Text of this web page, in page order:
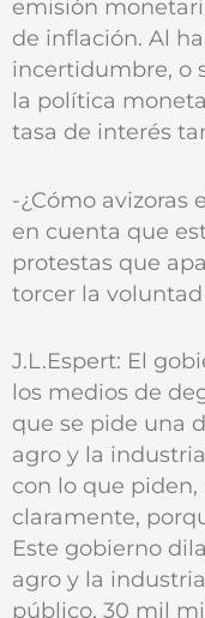
emisión
de inflación. Al
incertidumbre, o
la política
tasa de interés
-¿Cómo avizoras
en cuenta que
protestas que
torcer la
J.L.Espert: El
los medios de
que se pide una
agro y la
con lo que
claramente,
Este gobierno
agro y la
público, 30 mil